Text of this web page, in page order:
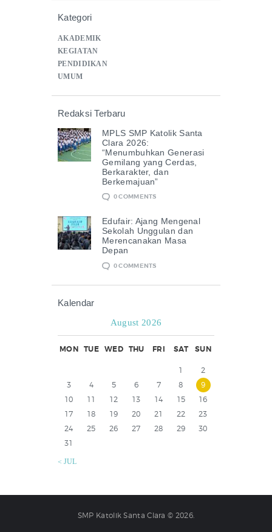
Kategori
AKADEMIK
KEGIATAN
PENDIDIKAN
UMUM
Redaksi Terbaru
MPLS SMP Katolik Santa
Clara 2026:
“Menumbuhkan Generasi
Gemilang yang Cerdas,
Berkarakter, dan
Berkemajuan”
0COMMENTS
Edufair: Ajang Mengenal
Sekolah Unggulan dan
Merencanakan Masa
Depan
0COMMENTS
Kalendar
August 2026
MON TUE WED THU FRI SAT SUN
1
2
3
4 5 6 7 8
9
10
11 12 13 14 15
16
17
18 19 20 21 22
23
24
25 26 27 28 29
30
31
« JUL
SMP Katolik Santa Clara © 2026.